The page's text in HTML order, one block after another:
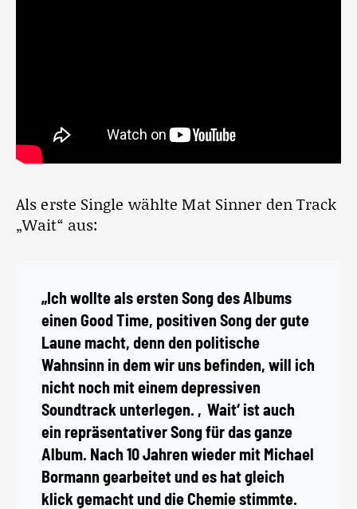
Als erste Single wählte Mat Sinner den Track
„Wait“ aus:
„Ich wollte als ersten Song des Albums
einen Good Time, positiven Song der gute
Laune macht, denn den politische
Wahnsinn in dem wir uns befinden, will ich
nicht noch mit einem depressiven
Soundtrack unterlegen. ‚Wait‘ ist auch
ein repräsentativer Song für das ganze
Album. Nach 10 Jahren wieder mit Michael
Bormann gearbeitet und es hat gleich
klick gemacht und die Chemie stimmte.